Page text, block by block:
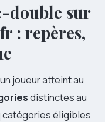
double sur
: repères,
joueur atteint au
distinctes au
catégories éligibles